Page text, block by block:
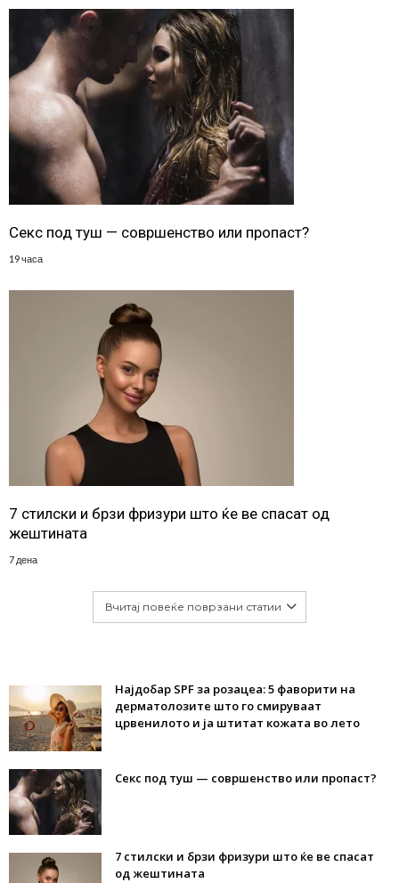
Секс под туш — совршенство или пропаст?
19 часа
7 стилски и брзи фризури што ќе ве спасат од
жештината
7 дена
Вчитај повеќе поврзани статии
Најдобар SPF за розацеа: 5 фаворити на
дерматолозите што го смируваат
црвенилото и ја штитат кожата во лето
Секс под туш — совршенство или пропаст?
7 стилски и брзи фризури што ќе ве спасат
од жештината